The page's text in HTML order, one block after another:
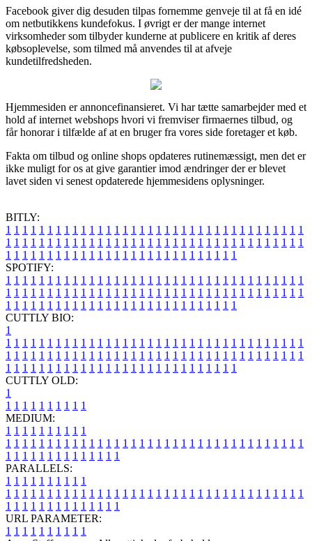
Facebook giver dig desuden tilpas fornemme genveje til at få en idé
om netbutikkens kundefokus. I øvrigt er der mange internet
virksomheder som tilbyder kunderne at publicere en kritik af deres
købsoplevelse, som tilmed må anvendes til at afveje
kundetilfredsheden.
Hjemmesiden er annoncefinansieret. Vi har tætte samarbejder med et
hold af internet webshops hvori vi fremviser firmaernes tilbud, og
får honorar i tilfælde af at en bruger fra vores side foretager et køb.
Fakta om tilbud og online shops opdateres rutinemæssigt, men det er
ikke muligt for os at give garantier imod ændringer der er blevet
lavet siden vi senest opdaterede hjemmesidens oplysninger.
BITLY:
1 1 1 1 1 1 1 1 1 1 1 1 1 1 1 1 1 1 1 1 1 1 1 1 1 1 1 1 1 1 1 1 1 1 1 1
1 1 1 1 1 1 1 1 1 1 1 1 1 1 1 1 1 1 1 1 1 1 1 1 1 1 1 1 1 1 1 1 1 1 1 1
1 1 1 1 1 1 1 1 1 1 1 1 1 1 1 1 1 1 1 1 1 1 1 1 1 1 1 1
SPOTIFY:
1 1 1 1 1 1 1 1 1 1 1 1 1 1 1 1 1 1 1 1 1 1 1 1 1 1 1 1 1 1 1 1 1 1 1 1
1 1 1 1 1 1 1 1 1 1 1 1 1 1 1 1 1 1 1 1 1 1 1 1 1 1 1 1 1 1 1 1 1 1 1 1
1 1 1 1 1 1 1 1 1 1 1 1 1 1 1 1 1 1 1 1 1 1 1 1 1 1 1 1
CUTTLY BIO:
1
1 1 1 1 1 1 1 1 1 1 1 1 1 1 1 1 1 1 1 1 1 1 1 1 1 1 1 1 1 1 1 1 1 1 1 1
1 1 1 1 1 1 1 1 1 1 1 1 1 1 1 1 1 1 1 1 1 1 1 1 1 1 1 1 1 1 1 1 1 1 1 1
1 1 1 1 1 1 1 1 1 1 1 1 1 1 1 1 1 1 1 1 1 1 1 1 1 1 1 1
CUTTLY OLD:
1
1 1 1 1 1 1 1 1 1 1
MEDIUM:
1 1 1 1 1 1 1 1 1 1
1 1 1 1 1 1 1 1 1 1 1 1 1 1 1 1 1 1 1 1 1 1 1 1 1 1 1 1 1 1 1 1 1 1 1 1
1 1 1 1 1 1 1 1 1 1 1 1 1 1
PARALLELS:
1 1 1 1 1 1 1 1 1 1
1 1 1 1 1 1 1 1 1 1 1 1 1 1 1 1 1 1 1 1 1 1 1 1 1 1 1 1 1 1 1 1 1 1 1 1
1 1 1 1 1 1 1 1 1 1 1 1 1 1
URL PARAMETER:
1 1 1 1 1 1 1 1 1 1